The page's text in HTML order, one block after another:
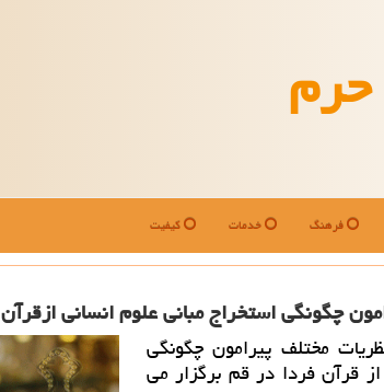
فرهنگ خدمات کیفیت
چگونگی استخراج مبانی علوم انسانی ازقرآن
مختلف پیرامون چگونگی
قرآن فردا در قم برگزار می